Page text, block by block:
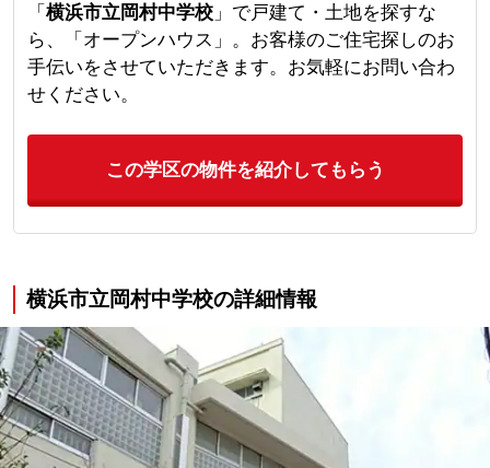
「 横浜市立岡村中学校」で戸建て・土地を探すな
ら、「オープンハウス」。お客様のご住宅探しのお
手伝いをさせていただきます。お気軽にお問い合わ
せください。
この学区の物件を紹介してもらう
横浜市立岡村中学校の詳細情報